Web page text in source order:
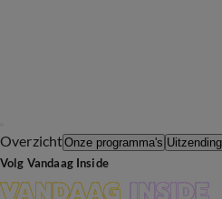
OverzichtOnze programma's
Volg Vandaag Inside